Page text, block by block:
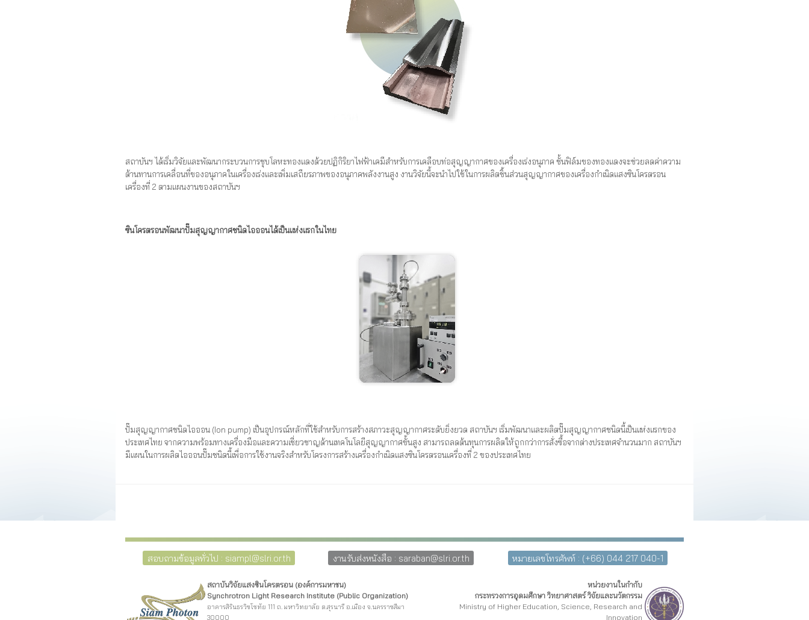
สถาบันฯ ได้เริ่มวิจัยและพัฒนากระบวนการชุบโลหะทองแดงด้วยปฏิกิริยาไฟฟ้าเคมีสำหรับการเคลือบท่อสุญญากาศของเครื่องเร่งอนุภาค ชั้นฟิล์มของทองแดงจะช่วยลดค่าความ
ต้านทานการเคลื่อนที่ของอนุภาคในเครื่องเร่งและเพิ่มเสถียรภาพของอนุภาคพลังงานสูง งานวิจัยนี้จะนำไปใช้ในการผลิตชิ้นส่วนสุญญากาศของเครื่องกำเนิดแสงซินโครตรอน
เครื่องที่ 2 ตามแผนงานของสถาบันฯ
ซินโครตรอนพัฒนาปั๊มสุญญากาศชนิดไอออนได้เป็นแห่งแรกในไทย
ปั๊มสุญญากาศชนิดไอออน (Ion pump) เป็นอุปกรณ์หลักที่ใช้สำหรับการสร้างสภาวะสุญญากาศระดับยิ่งยวด สถาบันฯ เริ่มพัฒนาและผลิตปั๊มสุญญากาศชนิดนี้เป็นแห่งแรกของ
ประเทศไทย จากความพร้อมทางเครื่องมือและความเชี่ยวชาญด้านเทคโนโลยีสุญญากาศขั้นสูง สามารถลดต้นทุนการผลิตให้ถูกกว่าการสั่งซื้อจากต่างประเทศจำนวนมาก สถาบันฯ
มีแผนในการผลิตไอออนปั๊มชนิดนี้เพื่อการใช้งานจริงสำหรับโครงการสร้างเครื่องกำเนิดแสงซินโครตรอนเครื่องที่ 2 ของประเทศไทย
สอบถามข้อมูลทั่วไป : siampl@slri.or.th งานรับส่งหนังสือ : saraban@slri.or.th หมายเลขโทรศัพท์ : (+66) 044 217 040-1
สถาบันวิจัยแสงซินโครตรอน (องค์การมหาชน)
Synchrotron Light Research Institute (Public Organization)
อาคารสิรินธรวิชโชทัย 111 ถ. มหาวิทยาลัย ต.สุรนารี อ.เมือง จ.นครราชสีมา
30000
หน่วยงานในกำกับ
กระทรวงการอุดมศึกษา วิทยาศาสตร์ วิจัยและนวัตกรรม
Ministry of Higher Education, Science, Research and
Innovation